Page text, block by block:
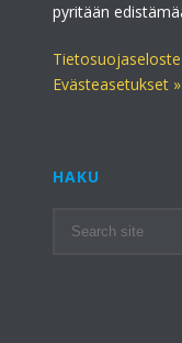
pyritään
Evästeasetukset »
HAKU